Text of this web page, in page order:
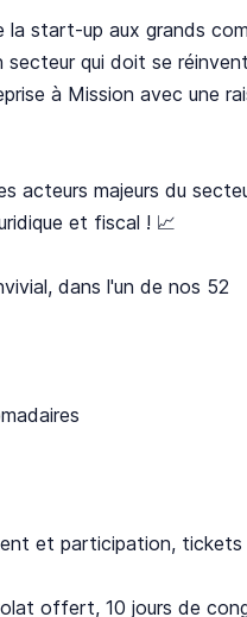
la start-up aux grands
secteur qui doit se
à Mission avec une
acteurs majeurs du
et fiscal ! 📈
dans l'un de nos 52
et participation, tickets
offert, 10 jours de